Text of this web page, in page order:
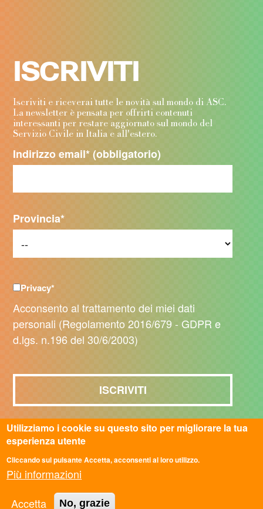
ISCRIVITI
Iscriviti e riceverai tutte le novità sul mondo di ASC.
La newsletter è pensata per offrirti contenuti
interessanti per restare aggiornato sul mondo del
Servizio Civile in Italia e all'estero.
Indirizzo email* (obbligatorio)
Provincia*
Privacy*
Acconsento al trattamento dei miei dati
personali (Regolamento 2016/679 - GDPR e
d.lgs. n.196 del 30/6/2003)
Inviando la richiesta accetti i nostri termini e le nostre
condizioni di utilizzo.
Utilizziamo i cookie su questo sito per migliorare la tua
esperienza utente
Cliccando sul pulsante Accetta, acconsenti al loro utilizzo.
Più informazioni
Accetta
No, grazie